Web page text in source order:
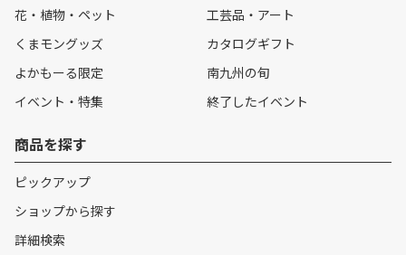
花・植物・ペット
工芸品・アート
くまモングッズ
カタログギフト
よかもーる限定
南九州の旬
イベント・特集
終了したイベント
商品を探す
ピックアップ
ショップから探す
詳細検索